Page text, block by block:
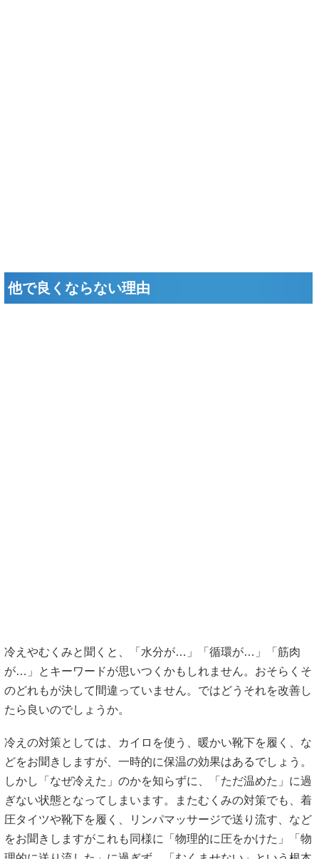
他で良くならない理由
冷えやむくみと聞くと、「水分が…」「循環が…」「筋肉
が…」とキーワードが思いつくかもしれません。おそらくそ
のどれもが決して間違っていません。ではどうそれを改善し
たら良いのでしょうか。
冷えの対策としては、カイロを使う、暖かい靴下を履く、な
どをお聞きしますが、一時的に保温の効果はあるでしょう。
しかし「なぜ冷えた」のかを知らずに、「ただ温めた」に過
ぎない状態となってしまいます。またむくみの対策でも、着
圧タイツや靴下を履く、リンパマッサージで送り流す、など
をお聞きしますがこれも同様に「物理的に圧をかけた」「物